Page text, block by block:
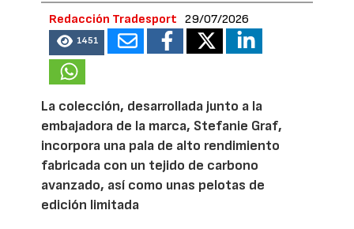
Redacción Tradesport 29/07/2026
1451
La colección, desarrollada junto a la
embajadora de la marca, Stefanie Graf,
incorpora una pala de alto rendimiento
fabricada con un tejido de carbono
avanzado, así como unas pelotas de
edición limitada